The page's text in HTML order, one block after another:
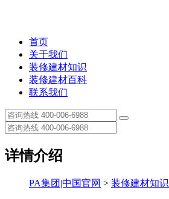
首页
关于我们
装修建材知识
装修建材百科
联系我们
详情介绍
PA集团|中国官网 > 装修建材知识